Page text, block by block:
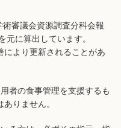
審議会資源調査分科会報
に算出しています。
により更新されることがあ
者の食事管理を支援するも
りません。